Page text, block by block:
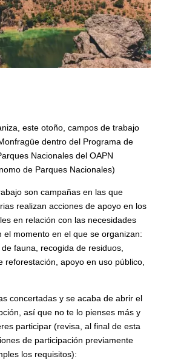
este otoño, campos de trabajo
dentro del Programa de
Nacionales del OAPN
de Parques Nacionales)
son campañas en las que
realizan acciones de apoyo en los
en relación con las necesidades
el momento en el que se organizan:
fauna, recogida de residuos,
reforestación, apoyo en uso público,
concertadas y se acaba de abrir el
así que no te lo pienses más y
participar (revisa, al final de esta
de participación previamente
los requisitos):